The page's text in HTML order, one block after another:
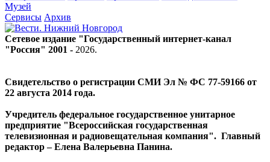
Музей
Сервисы Архив
Сетевое издание "Государственный интернет-канал
"Россия" 2001 - 2026.
Свидетельство о регистрации СМИ Эл № ФС 77-59166 от
22 августа 2014 года.
Учредитель федеральное государственное унитарное
предприятие "Всероссийская государственная
телевизионная и радиовещательная компания". Главный
редактор – Елена Валерьевна Панина.